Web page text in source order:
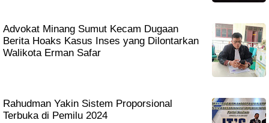
Advokat Minang Sumut Kecam Dugaan
Berita Hoaks Kasus Inses yang Dilontarkan
Walikota Erman Safar
Rahudman Yakin Sistem Proporsional
Terbuka di Pemilu 2024